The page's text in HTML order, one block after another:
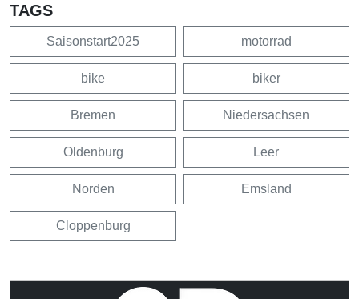
TAGS
Saisonstart2025 motorrad
bike biker
Bremen Niedersachsen
Oldenburg Leer
Norden Emsland
Cloppenburg